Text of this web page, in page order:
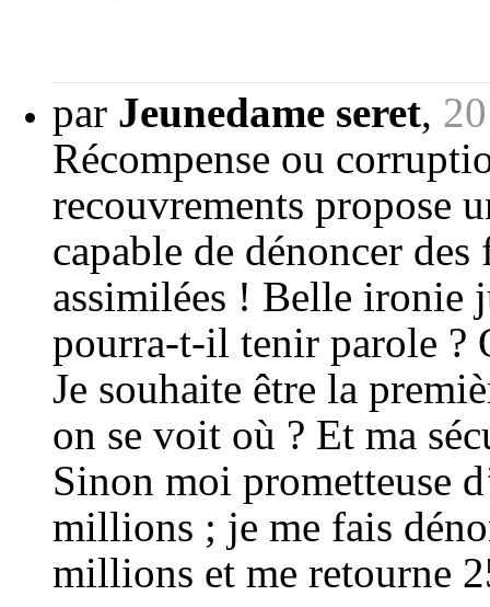
par Jeunedame seret,
Récompense ou
recouvrements propose
capable de dénoncer
assimilées ! Belle ironie
pourra-t-il tenir parole ?
Je souhaite être la
on se voit où ? Et ma
Sinon moi prometteuse
millions ; je me fais
millions et me retourne